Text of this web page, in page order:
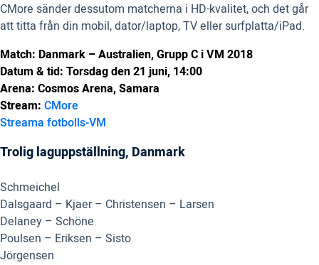
CMore sänder dessutom matcherna i HD-kvalitet, och det går
att titta från din mobil, dator/laptop, TV eller surfplatta/iPad.
Match: Danmark – Australien, Grupp C i VM 2018
Datum & tid: Torsdag den 21 juni, 14:00
Arena: Cosmos Arena, Samara
Stream: CMore
Streama fotbolls-VM
Trolig laguppställning, Danmark
Schmeichel
Dalsgaard – Kjaer – Christensen – Larsen
Delaney – Schöne
Poulsen – Eriksen – Sisto
Jörgensen